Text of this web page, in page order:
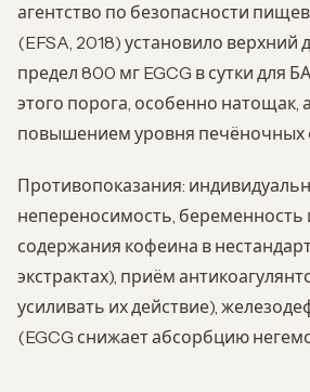
агентство по безопасности
(EFSA, 2018) установило верхний
предел 800 мг EGCG в сутки для
этого порога, особенно натощак,
повышением уровня печёночных
Противопоказания:
непереносимость, беременность
содержания кофеина в
экстрактах), приём
усиливать их действие),
(EGCG снижает абсорбцию